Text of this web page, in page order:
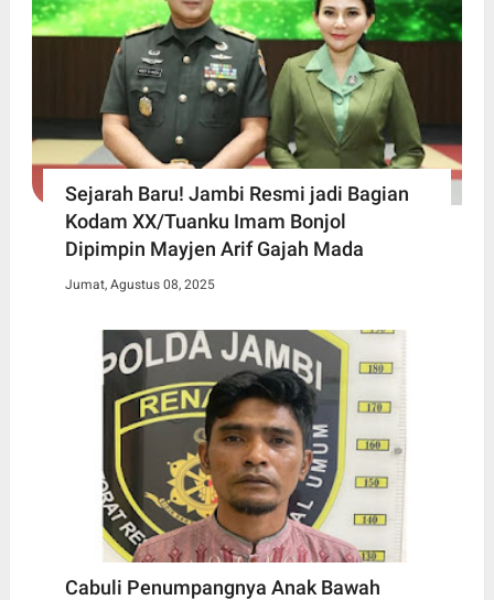
Sejarah Baru! Jambi Resmi jadi Bagian
Kodam XX/Tuanku Imam Bonjol
Dipimpin Mayjen Arif Gajah Mada
Jumat, Agustus 08, 2025
Cabuli Penumpangnya Anak Bawah